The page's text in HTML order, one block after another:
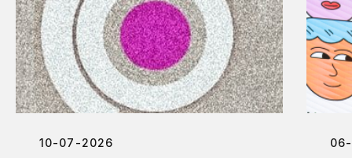
10-07-2026